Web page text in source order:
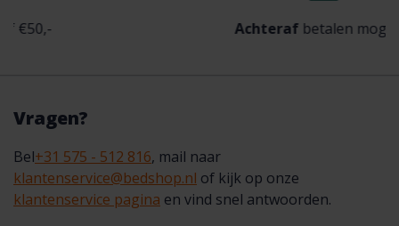
Achterafbetalen mogelijk
Vragen?
Bel+31 575 - 512 816, mail naar
klantenservice@bedshop.nl of kijk op onze
klantenservice pagina en vind snel antwoorden.